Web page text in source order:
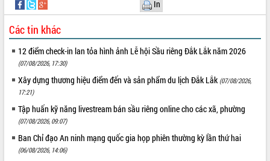
cải cách hành chính tỉnh Đắk Lắk
Kết nối tour, đẩy mạnh chuyển đổi số
để phát triển du lịch Đắk Lắk
Khởi động Dự án Đầu tư xây dựng hạ
tầng kỹ thuật Cụm công nghiệp Tân
Tiến
Gặp mặt các cơ quan báo chí nhân Kỷ
niệm 101 năm Ngày Báo chí Cách
mạng Việt Nam
Đắk Lắk sơ kết 4 năm triển khai thực
hiện Đề án 06 của Chính phủ
Họp báo thông tin về Hội nghị Công bố
In
Các tin khác
12 điểm check-in lan tỏa hình ảnh Lễ hội Sầu riêng Đắk Lắk năm 2026
(07/08/2026, 17:30)
Xây dựng thương hiệu điểm đến và sản phẩm du lịch Đắk Lắk (07/08/2026,
17:21)
Tập huấn kỹ năng livestream bán sầu riêng online cho các xã, phường
(07/08/2026, 09:07)
Ban Chỉ đạo An ninh mạng quốc gia họp phiên thường kỳ lần thứ hai
(06/08/2026, 14:06)